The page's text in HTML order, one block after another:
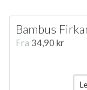
Bambus
Fra 34,90 kr